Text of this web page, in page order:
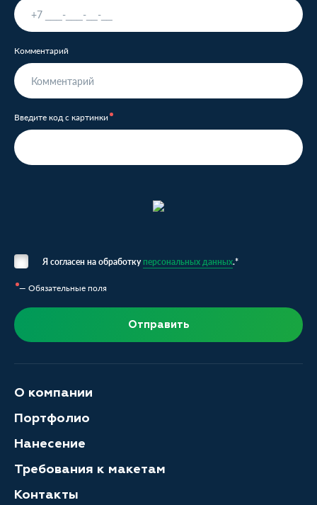
Комментарий
Введите код с картинки
Я согласен на обработкуперсональных данных.*
— Обязательные поля
Отправить
О компании
Портфолио
Нанесение
Требования к макетам
Контакты